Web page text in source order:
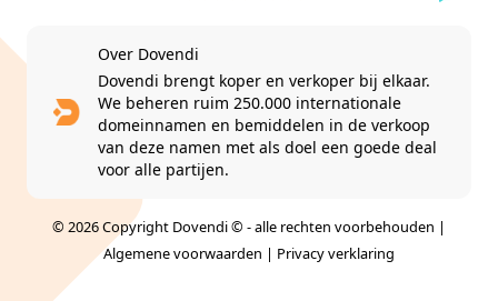
Over Dovendi
Dovendi brengt koper en verkoper bij elkaar.
We beheren ruim 250.000 internationale
domeinnamen en bemiddelen in de verkoop
van deze namen met als doel een goede deal
voor alle partijen.
© 2026 Copyright Dovendi © - alle rechten voorbehouden |
Algemene voorwaarden | Privacy verklaring